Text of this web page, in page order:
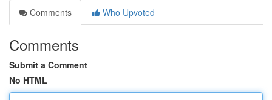
Comments
Who Upvoted
Comments
Submit a Comment
No HTML